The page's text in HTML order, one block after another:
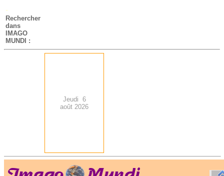
-
Rechercher
dans
IMAGO
MUNDI :
Jeudi 6
août 2026